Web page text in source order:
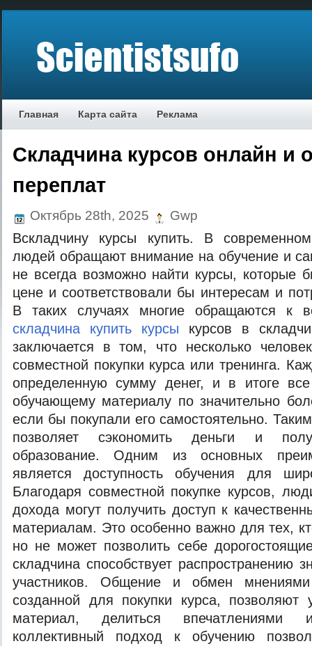
Главная Карта сайта Реклама
Складчина курсов онлайн и
переплат
Октябрь 28th, 2025 Gwp
Вскладчину курсы купить. В
людей обращают внимание на обучение и
не всегда возможно найти курсы, которые
цене и соответствовали бы интересам и
В таких случаях многие обращаются к
складчина купить курсы курсов в
заключается в том, что несколько
совместной покупки курса или тренинга.
определенную сумму денег, и в итоге
обучающему материалу по значительно
если бы покупали его самостоятельно.
позволяет сэкономить деньги и
образование. Одним из основных
является доступность обучения для
Благодаря совместной покупке курсов,
дохода могут получить доступ к
материалам. Это особенно важно для тех,
но не может позволить себе
складчина способствует распространению
участников. Общение и обмен
созданной для покупки курса, позволяют
материал, делиться
коллективный подход к обучению